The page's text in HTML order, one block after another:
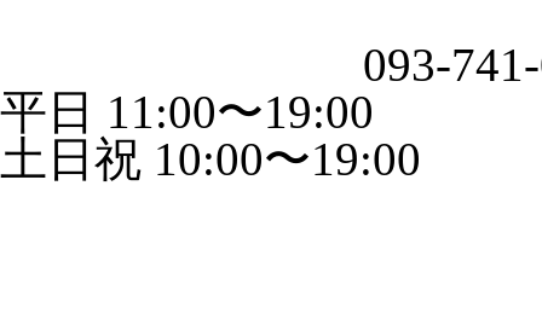
093-
平日 11:00〜19:00
土日祝 10:00〜19:00